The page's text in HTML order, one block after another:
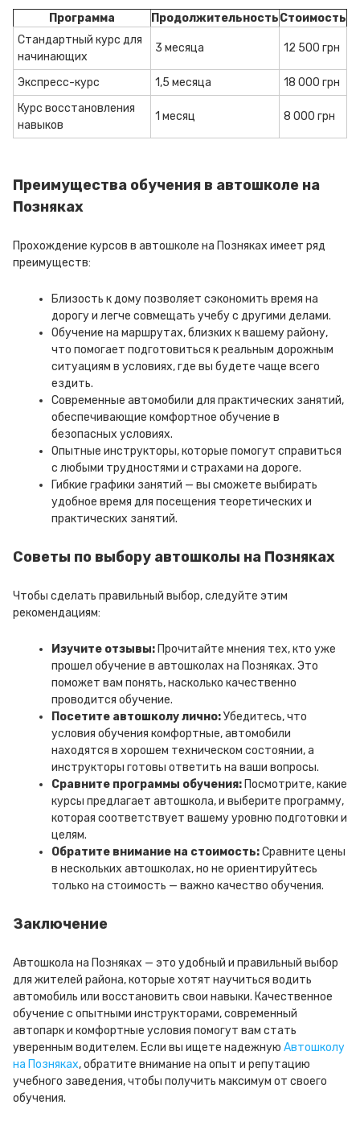
Программа ПродолжительностьСтоимость
Стандартный курс для
начинающих
3 месяца 12 500 грн
Экспресс-курс 1,5 месяца
18 000 грн
Курс восстановления
навыков
1 месяц 8 000 грн
Преимущества обучения в автошколе на
Позняках
Прохождение курсов в автошколе на Позняках имеет ряд
преимуществ:
Близость к дому позволяет сэкономить время на
дорогу и легче совмещать учебу с другими делами.
Обучение на маршрутах, близких к вашему району,
что помогает подготовиться к реальным дорожным
ситуациям в условиях, где вы будете чаще всего
ездить.
Современные автомобили для практических занятий,
обеспечивающие комфортное обучение в
безопасных условиях.
Опытные инструкторы, которые помогут справиться
с любыми трудностями и страхами на дороге.
Гибкие графики занятий — вы сможете выбирать
удобное время для посещения теоретических и
практических занятий.
Советы по выбору автошколы на Позняках
Чтобы сделать правильный выбор, следуйте этим
рекомендациям:
Изучите отзывы: Прочитайте мнения тех, кто уже
прошел обучение в автошколах на Позняках. Это
поможет вам понять, насколько качественно
проводится обучение.
Посетите автошколу лично:Убедитесь, что
условия обучения комфортные, автомобили
находятся в хорошем техническом состоянии, а
инструкторы готовы ответить на ваши вопросы.
Сравните программы обучения: Посмотрите, какие
курсы предлагает автошкола, и выберите программу,
которая соответствует вашему уровню подготовки и
целям.
Обратите внимание на стоимость:Сравните цены
в нескольких автошколах, но не ориентируйтесь
только на стоимость — важно качество обучения.
Заключение
Автошкола на Позняках — это удобный и правильный выбор
для жителей района, которые хотят научиться водить
автомобиль или восстановить свои навыки. Качественное
обучение с опытными инструкторами, современный
автопарк и комфортные условия помогут вам стать
уверенным водителем. Если вы ищете надежную Автошколу
на Позняках, обратите внимание на опыт и репутацию
учебного заведения, чтобы получить максимум от своего
обучения.